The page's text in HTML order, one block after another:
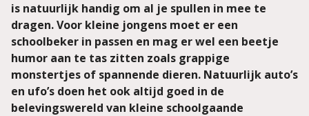
is natuurlijk handig om al je spullen in mee te
dragen. Voor kleine jongens moet er een
schoolbeker in passen en mag er wel een beetje
humor aan te tas zitten zoals grappige
monstertjes of spannende dieren. Natuurlijk auto’s
en ufo’s doen het ook altijd goed in de
belevingswereld van kleine schoolgaande